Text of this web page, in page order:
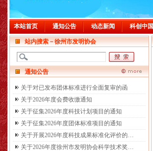
本站首页 通知公告 动态新闻 科创中国
站内搜索－徐州市发明协会
通知公告
关于对已发布团体标准进行全面复审的函
关于2026年度会费收缴通知
关于征集2026年度科技计划项目的通知
关于征集2026年度团体标准项目的通知
关于开展2026年度科技成果标准化评价的…
关于2026年度徐州市发明协会科学技术奖…